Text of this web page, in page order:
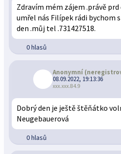
Zdravím mém zájem .právě
umřel nás Filípek rádi bychom
den .můj tel .731427518.
0 hlasů
Anonymní
08.09.2022, 19:13:36
xxx.xxx.84.9
Dobrý den je ještě štěňátko
Neugebauerová
0 hlasů